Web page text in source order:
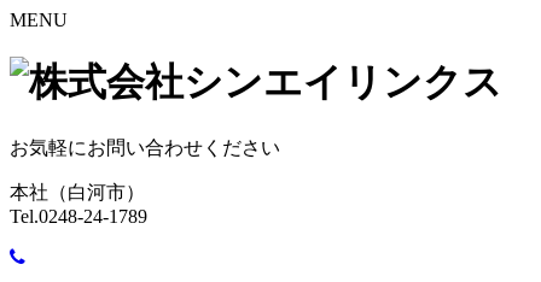
MENU
お気軽にお問い合わせください
本社（白河市）
Tel.0248-24-1789